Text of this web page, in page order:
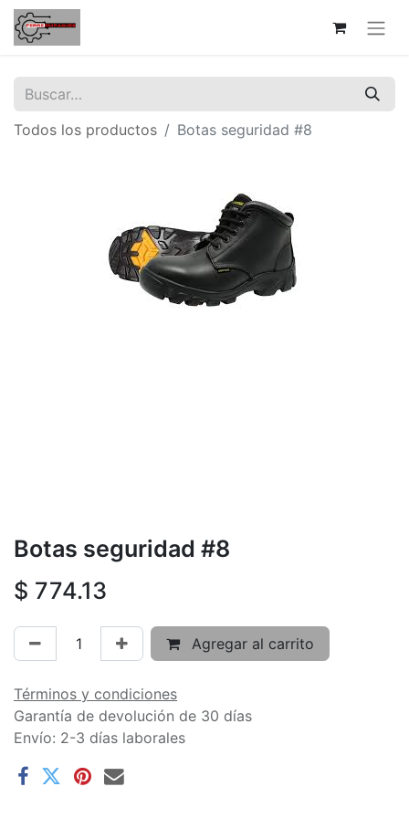
Todos los productos Botas seguridad #8
Botas seguridad #8
$ 774.13
Agregar al carrito
Términos y condiciones
Garantía de devolución de 30 días
Envío: 2-3 días laborales